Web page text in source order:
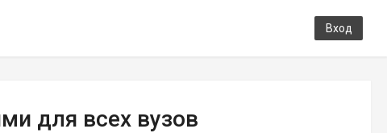
Вход
для всех вузов